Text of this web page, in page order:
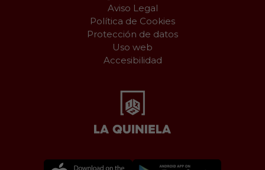
Aviso Legal
Política de Cookies
Protección de datos
Uso web
Accesibilidad